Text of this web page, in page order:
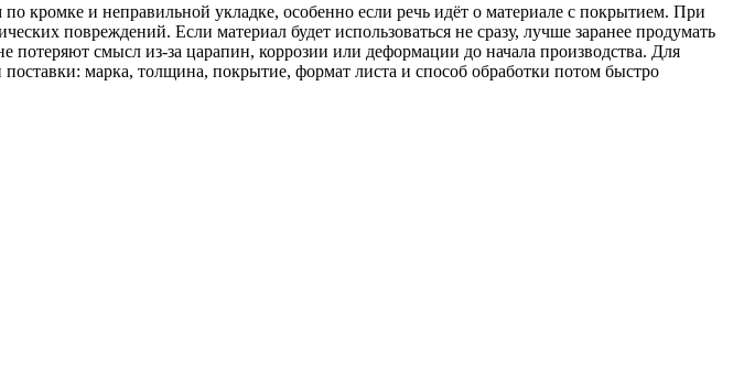
кромке и неправильной укладке, особенно если речь идёт о материале с покрытием. При
повреждений. Если материал будет использоваться не сразу, лучше заранее продумать
смысл из-за царапин, коррозии или деформации до начала производства. Для
марка, толщина, покрытие, формат листа и способ обработки потом быстро